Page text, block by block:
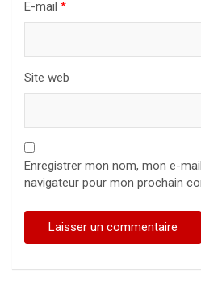
E-mail *
Site web
Enregistrer mon nom, mon e-
navigateur pour mon prochain